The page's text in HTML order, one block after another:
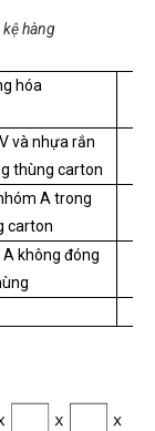
kệ hàng
hóa
và nhựa rắn
thùng carton
A trong
carton
không đóng